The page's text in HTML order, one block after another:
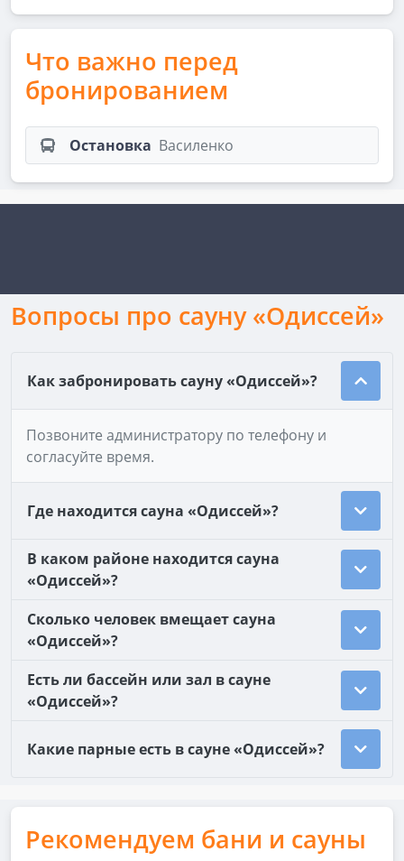
Что важно перед
бронированием
Остановка Василенко
Вопросы про сауну «Одиссей»
Как забронировать сауну «Одиссей»?
Позвоните администратору по телефону и
согласуйте время.
Где находится сауна «Одиссей»?
В каком районе находится сауна
«Одиссей»?
Сколько человек вмещает сауна
«Одиссей»?
Есть ли бассейн или зал в сауне
«Одиссей»?
Какие парные есть в сауне «Одиссей»?
Рекомендуем бани и сауны